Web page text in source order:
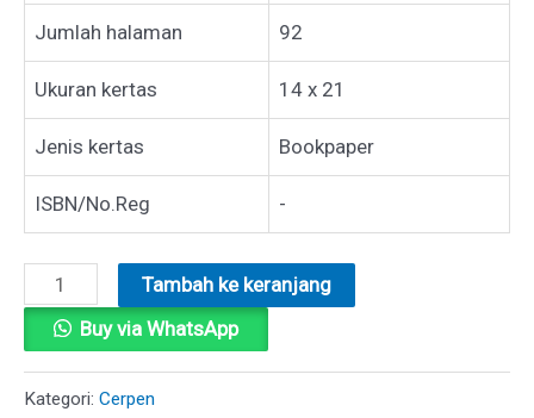
Jumlah halaman 92
Ukuran kertas 14 x 21
Jenis kertas Bookpaper
ISBN/No.Reg -
Kuantitas
JADIKAN
SANG
JUARA
Tambah ke keranjang
Buy via WhatsApp
Kategori: Cerpen